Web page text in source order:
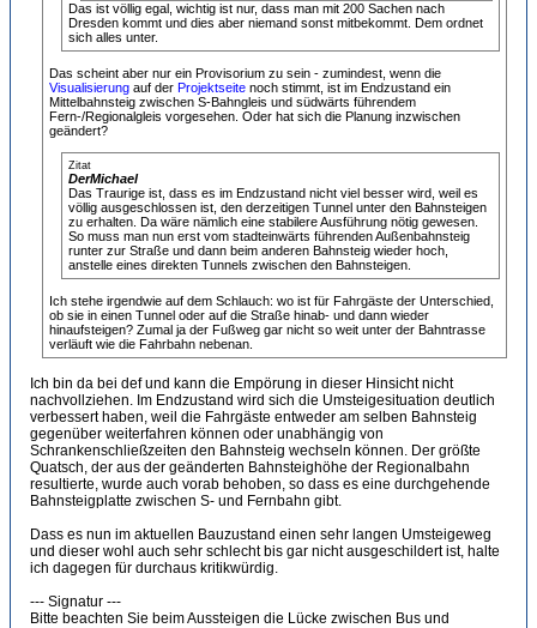
Das ist völlig egal, wichtig ist nur, dass man mit 200 Sachen nach
Dresden kommt und dies aber niemand sonst mitbekommt. Dem ordnet
sich alles unter.
Das scheint aber nur ein Provisorium zu sein - zumindest, wenn die
Visualisierung auf der Projektseite noch stimmt, ist im Endzustand ein
Mittelbahnsteig zwischen S-Bahngleis und südwärts führendem
Fern-/Regionalgleis vorgesehen. Oder hat sich die Planung inzwischen
geändert?
Zitat
DerMichael
Das Traurige ist, dass es im Endzustand nicht viel besser wird, weil es
völlig ausgeschlossen ist, den derzeitigen Tunnel unter den Bahnsteigen
zu erhalten. Da wäre nämlich eine stabilere Ausführung nötig gewesen.
So muss man nun erst vom stadteinwärts führenden Außenbahnsteig
runter zur Straße und dann beim anderen Bahnsteig wieder hoch,
anstelle eines direkten Tunnels zwischen den Bahnsteigen.
Ich stehe irgendwie auf dem Schlauch: wo ist für Fahrgäste der Unterschied,
ob sie in einen Tunnel oder auf die Straße hinab- und dann wieder
hinaufsteigen? Zumal ja der Fußweg gar nicht so weit unter der Bahntrasse
verläuft wie die Fahrbahn nebenan.
Ich bin da bei def und kann die Empörung in dieser Hinsicht nicht
nachvollziehen. Im Endzustand wird sich die Umsteigesituation deutlich
verbessert haben, weil die Fahrgäste entweder am selben Bahnsteig
gegenüber weiterfahren können oder unabhängig von
Schrankenschließzeiten den Bahnsteig wechseln können. Der größte
Quatsch, der aus der geänderten Bahnsteighöhe der Regionalbahn
resultierte, wurde auch vorab behoben, so dass es eine durchgehende
Bahnsteigplatte zwischen S- und Fernbahn gibt.
Dass es nun im aktuellen Bauzustand einen sehr langen Umsteigeweg
und dieser wohl auch sehr schlecht bis gar nicht ausgeschildert ist, halte
ich dagegen für durchaus kritikwürdig.
--- Signatur ---
Bitte beachten Sie beim Aussteigen die Lücke zwischen Bus und